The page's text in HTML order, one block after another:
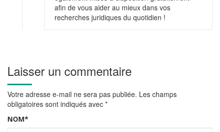
afin de vous aider au mieux dans vos
recherches juridiques du quotidien !
Laisser un commentaire
Votre adresse e-mail ne sera pas publiée. Les champs
obligatoires sont indiqués avec *
NOM*